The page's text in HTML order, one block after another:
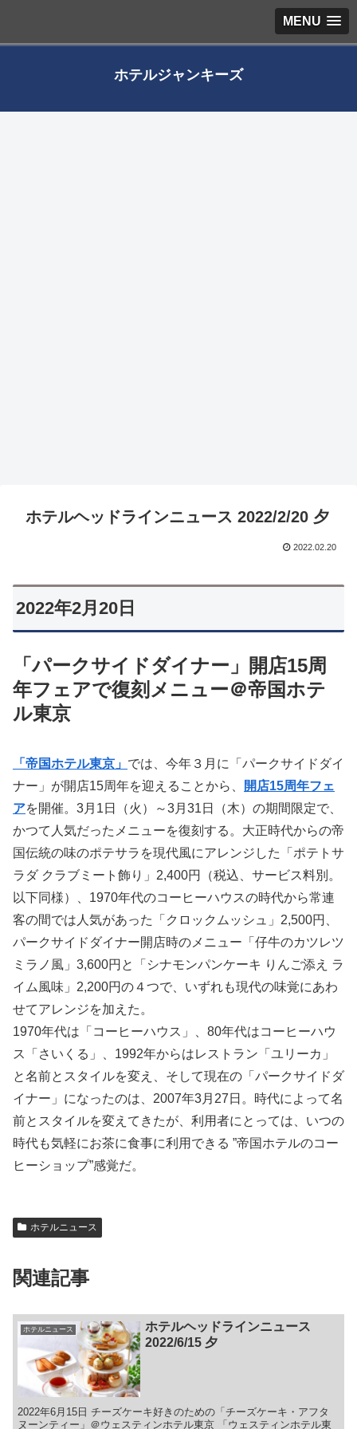
MENU
ホテルジャンキーズ
ホテルヘッドラインニュース 2022/2/20 夕
2022.02.20
2022年2月20日
「パークサイドダイナー」開店15周
年フェアで復刻メニュー＠帝国ホテ
ル東京
「帝国ホテル東京」 では、今年３月に「パークサイドダイ
ナー」が開店15周年を迎えることから、
開店15周年フェ
アを開催。3月1日（火）～3月31日（木）の期間限定で、
かつて人気だったメニューを復刻する。大正時代からの帝
国伝統の味のポテサラを現代風にアレンジした「ポテトサ
ラダ クラブミート飾り」2,400円（税込、サービス料別。
以下同様）、1970年代のコーヒーハウスの時代から常連
客の間では人気があった「クロックムッシュ」2,500円、
パークサイドダイナー開店時のメニュー「仔牛のカツレツ
ミラノ風」3,600円と「シナモンパンケーキ りんご添え ラ
イム風味」2,200円の４つで、いずれも現代の味覚にあわ
せてアレンジを加えた。
1970年代は「コーヒーハウス」、80年代はコーヒーハウ
ス「さいくる」、1992年からはレストラン「ユリーカ」
と名前とスタイルを変え、そして現在の「パークサイドダ
イナー」になったのは、2007年3月27日。時代によって名
前とスタイルを変えてきたが、利用者にとっては、いつの
時代も気軽にお茶に食事に利用できる ”帝国ホテルのコー
ヒーショップ”感覚だ。
ホテルニュース
関連記事
ホテルニュース
ホテルヘッドラインニュース
2022/6/15 夕
2022年6月15日 チーズケーキ好きのための「チーズケーキ・アフタ
ヌーンティー」＠ウェスティンホテル東京 「ウェスティンホテル東